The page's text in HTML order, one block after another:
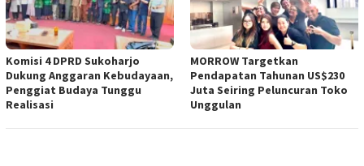
Komisi 4 DPRD Sukoharjo
Dukung Anggaran Kebudayaan,
Penggiat Budaya Tunggu
Realisasi
MORROW Targetkan
Pendapatan Tahunan US$230
Juta Seiring Peluncuran Toko
Unggulan